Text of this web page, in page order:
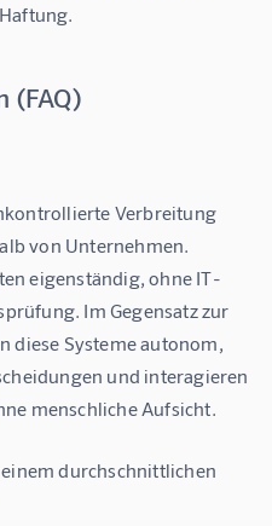
(FAQ)
Verbreitung
von Unternehmen.
eigenständig, ohne IT-
Im Gegensatz zur
diese Systeme autonom,
und interagieren
menschliche Aufsicht.
durchschnittlichen